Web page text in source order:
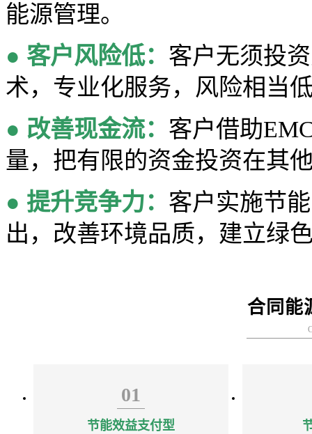
能源管理。
● 客户风险低： 客户无须投
术，专业化服务，风险相当
● 改善现金流： 客户借助
量，把有限的资金投资在其
● 提升竞争力： 客户实施节
出，改善环境品质，建立绿
合同能
01
节能效益支付型